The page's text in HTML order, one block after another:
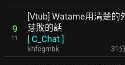
9
11
[Vtub] Watame用清楚的
芽敗的話
[ C_Chat]
khfcgmbk 31